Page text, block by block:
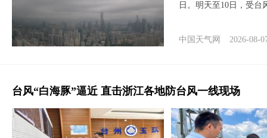
日。明天至10日，受台
中国天气网 2026-08-
台风“白海豚”逼近 直击浙江各地防台风一线现场